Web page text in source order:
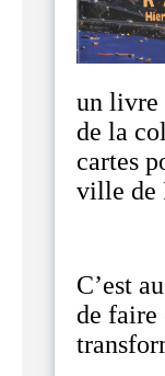
un livre
de la
cartes
ville de
C’est
de faire